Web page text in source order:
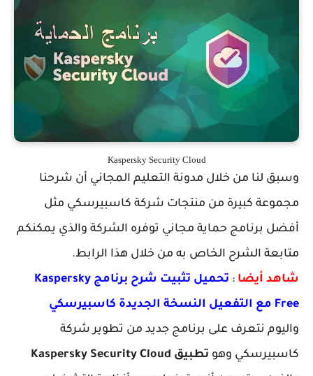
Kaspersky Security Cloud
وسبق لنا من خلال مدونة التعليم المجاني أن شرحنا
مجموعة كبيرة من منتجات شركة كاسبيرسكي مثل
أفضل برنامج حماية مجاني توفره الشركة والذي يمكنكم
متابعة الشرح الخاص به من خلال هذا الرابط.
شاهد أيضا :
تحميل تثبيت شرح برنامج Kaspersky
Free مع التفعيل النسخة الجديدة كاسبيرسكي
واليوم نتعرف على برنامج جديد من تطوير شركة
كاسبيرسكي وهو تطبيق Kaspersky Security Cloud